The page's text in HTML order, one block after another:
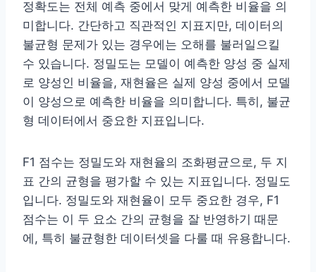
정확도는 전체 예측 중에서 맞게 예측한 비율을 의
미합니다. 간단하고 직관적인 지표지만, 데이터의
불균형 문제가 있는 경우에는 오해를 불러일으킬
수 있습니다. 정밀도는 모델이 예측한 양성 중 실제
로 양성인 비율을, 재현율은 실제 양성 중에서 모델
이 양성으로 예측한 비율을 의미합니다. 특히, 불균
형 데이터에서 중요한 지표입니다.
F1 점수는 정밀도와 재현율의 조화평균으로, 두 지
표 간의 균형을 평가할 수 있는 지표입니다. 정밀도
입니다. 정밀도와 재현율이 모두 중요한 경우, F1
점수는 이 두 요소 간의 균형을 잘 반영하기 때문
에, 특히 불균형한 데이터셋을 다룰 때 유용합니다.